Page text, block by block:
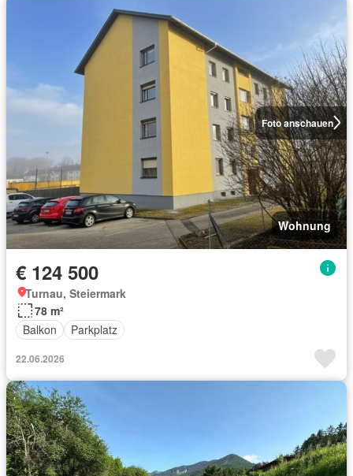
Foto anschauen
Wohnung
€ 124 500
Turnau, Steiermark
78 m²
Balkon
Parkplatz
22.06.2026